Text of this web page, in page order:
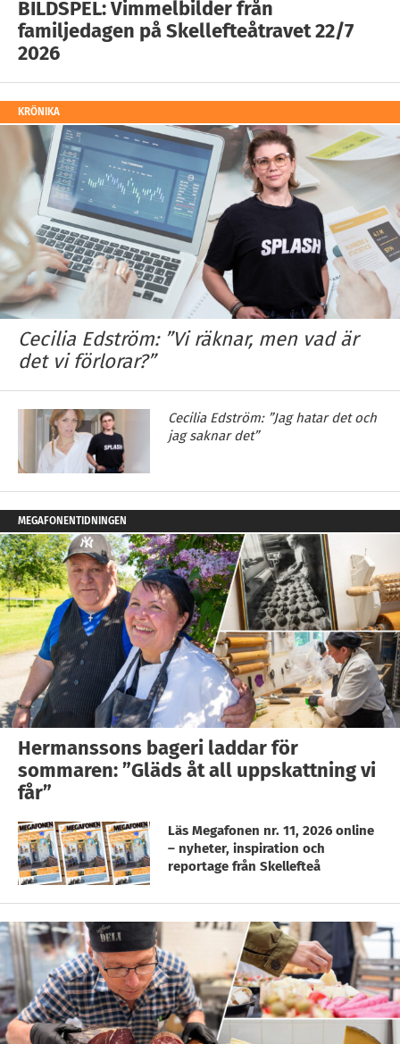
BILDSPEL: Vimmelbilder från
familjedagen på Skellefteåtravet 22/7
2026
KRÖNIKA
Cecilia Edström: ”Vi räknar, men vad är
det vi förlorar?”
Cecilia Edström: ”Jag hatar det och
jag saknar det”
MEGAFONENTIDNINGEN
Hermanssons bageri laddar för
sommaren: ”Gläds åt all uppskattning vi
får”
Läs Megafonen nr. 11, 2026 online
– nyheter, inspiration och
reportage från Skellefteå